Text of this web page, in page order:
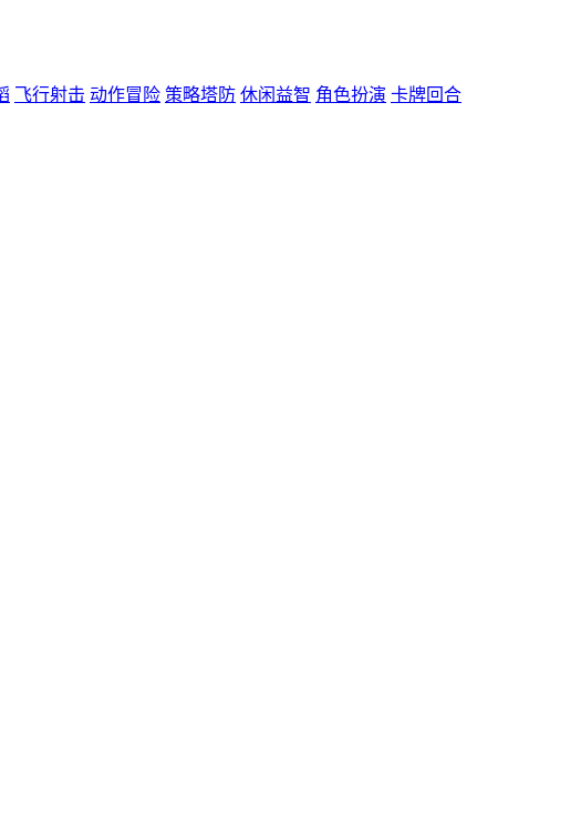
飞行射击 动作冒险 策略塔防 休闲益智 角色扮演 卡牌回合